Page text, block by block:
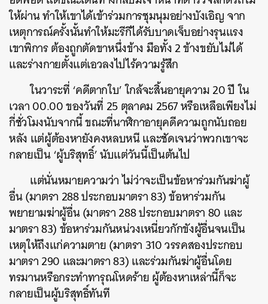
ให้ผ่าน ทำให้เขาได้เข้าร่วมการชุมนุมอย่างบังเอิญ จาก
เหตุการณ์ครั้งนั้นทำให้มะรีกีได้รับบาดเจ็บอย่างรุนแรง
เขาพิการ ต้องถูกตัดขาหนึ่งข้าง มือทั้ง 2 ข้างขยับไม่ได้
และร่างกายตั้งแต่เอวลงไปไร้ความรู้สึก
ในวาระที่ ‘คดีตากใบ’ ใกล้จะสิ้นอายุความ 20 ปี ใน
เวลา 00.00 ของวันที่ 25 ตุลาคม 2567 หรือเหลือเพียงไม่
กี่ชั่วโมงนับจากนี้ ขณะที่นาฬิกาอายุคดีความถูกนับถอย
หลัง แต่ผู้ต้องหายังคงหลบหนี และชัดเจนว่าพวกเขาจะ
กลายเป็น ‘ผู้บริสุทธิ์’ นับแต่วันนี้เป็นต้นไป
แต่นั่นหมายความว่า ไม่ว่าจะเป็นข้อหาร่วมกันฆ่าผู้
อื่น (มาตรา 288 ประกอบมาตรา 83) ข้อหาร่วมกัน
พยายามฆ่าผู้อื่น (มาตรา 288 ประกอบมาตรา 80 และ
มาตรา 83) ข้อหาร่วมกันหน่วงเหนี่ยวกักขังผู้อื่นจนเป็น
เหตุให้ถึงแก่ความตาย (มาตรา 310 วรรคสองประกอบ
มาตรา 290 และมาตรา 83) และร่วมกันฆ่าผู้อื่นโดย
ทรมานหรือกระทำทารุณโหดร้าย ผู้ต้องหาเหล่านี้ก็จะ
กลายเป็นผู้บริสุทธิ์ทันที